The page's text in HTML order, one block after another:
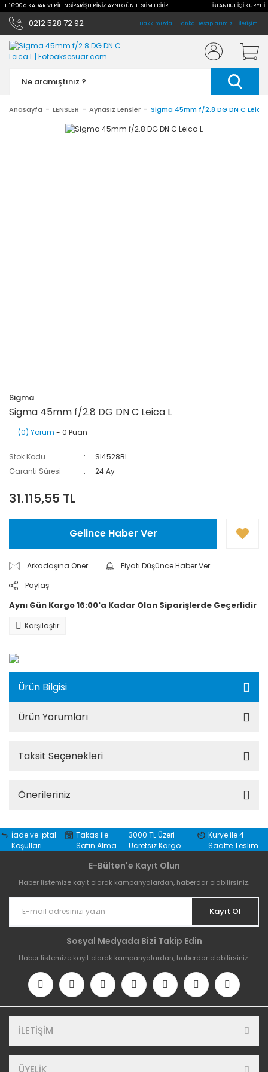
16:00'a KADAR VERİLEN SİPARİŞLERİNİZ AYNI GÜN TESLİM EDİLİR. İSTANBUL İÇİ KURYE
0212 528 72 92 Hakkımızda Banka Hesaplarımız İletişim
Anasayfa LENSLER Aynasız Lensler Sigma 45mm f/2.8 DG DN C Leica
Sigma
Sigma 45mm f/2.8 DG DN C Leica L
(0) Yorum - 0 Puan
Stok Kodu
SI4528BL
Garanti Süresi
24 Ay
31.115,55 TL
Gelince Haber Ver
Arkadaşına Öner
Fiyatı Düşünce Haber Ver
Paylaş
Aynı Gün Kargo 16:00'a Kadar Olan Siparişlerde Geçerlidir
Karşılaştır
Ürün Bilgisi
Ürün Yorumları
Taksit Seçenekleri
Önerileriniz
İade ve İptal
Koşulları
Takas ile
Satın Alma
3000 TL Üzeri
Ücretsiz Kargo
Kurye ile 4
Saatte Teslim
E-Bülten'e Kayıt Olun
Haber listemize kayıt olarak kampanyalardan, haberdar olabilirsiniz.
Kayıt Ol
Sosyal Medyada Bizi Takip Edin
Haber listemize kayıt olarak kampanyalardan, haberdar olabilirsiniz.
İLETİŞİM
ÜYELİK